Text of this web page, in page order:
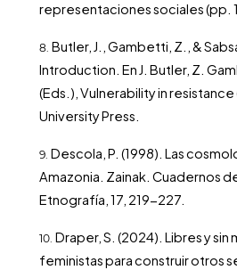
representaciones sociales (pp.
Butler, J., Gambetti, Z., &
Introduction. En J. Butler, Z.
(Eds.), Vulnerability in resistance
University Press.
Descola, P. (1998). Las
Amazonia. Zainak. Cuadernos
Etnografía, 17, 219-227.
Draper, S. (2024). Libres y
feministas para construir otros